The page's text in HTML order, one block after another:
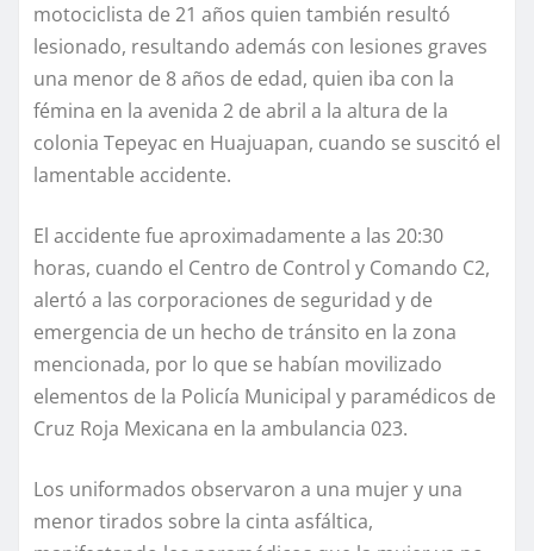
motociclista de 21 años quien también resultó
lesionado, resultando además con lesiones graves
una menor de 8 años de edad, quien iba con la
fémina en la avenida 2 de abril a la altura de la
colonia Tepeyac en Huajuapan, cuando se suscitó el
lamentable accidente.
El accidente fue aproximadamente a las 20:30
horas, cuando el Centro de Control y Comando C2,
alertó a las corporaciones de seguridad y de
emergencia de un hecho de tránsito en la zona
mencionada, por lo que se habían movilizado
elementos de la Policía Municipal y paramédicos de
Cruz Roja Mexicana en la ambulancia 023.
Los uniformados observaron a una mujer y una
menor tirados sobre la cinta asfáltica,